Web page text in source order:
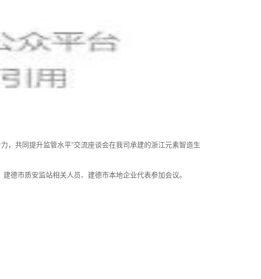
，共同提升监管水平”交流座谈会在我司承建的浙江元素智造生
德市质安监站相关人员、建德市本地企业代表参加会议。